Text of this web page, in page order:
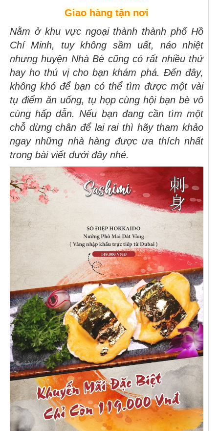
Giao hàng tận nơi
Nằm ở khu vực ngoại thành thành phố Hồ
Chí Minh, tuy không sầm uất, náo nhiệt
nhưng huyện Nhà Bè cũng có rất nhiều thứ
hay ho thú vị cho bạn khám phá. Đến đây,
không khó để bạn có thể tìm được một vài
tụ điểm ăn uống, tụ họp cùng hội bạn bè vô
cùng hấp dẫn. Nếu bạn đang cần tìm một
chỗ dừng chân để lai rai thì hãy tham khảo
ngay những nhà hàng được ưa thích nhất
trong bài viết dưới đây nhé.